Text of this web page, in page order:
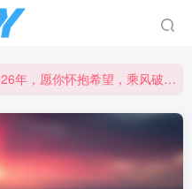
的精彩篇章。新的一年，愿幸福与成功常伴左右，创造更加辉煌的未来！
精彩篇章。新的一年，愿幸福与成功常伴左右，创造更加辉煌的未来！